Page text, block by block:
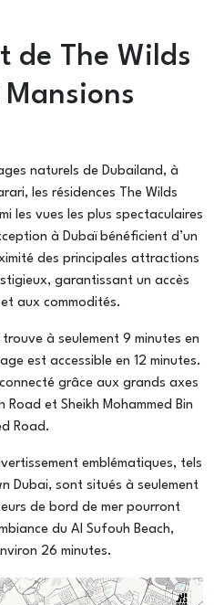
de The Wilds
naturels de Dubailand, à
les résidences The Wilds
les vues les plus spectaculaires
à Dubaï bénéficient d’un
des principales attractions
garantissant un accès
aux commodités.
à seulement 9 minutes en
est accessible en 12 minutes.
grâce aux grands axes
et Sheikh Mohammed Bin
Road.
emblématiques, tels
Dubai, sont situés à seulement
de bord de mer pourront
du Al Sufouh Beach,
26 minutes.